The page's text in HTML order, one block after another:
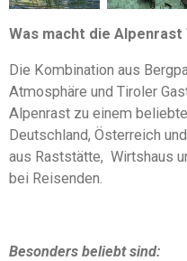
Was macht die
Die Kombination aus
Atmosphäre und Tiroler
Alpenrast zu einem
Deutschland, Österreich
aus Raststätte, Wirtshaus
bei Reisenden.
Besonders beliebt sind: